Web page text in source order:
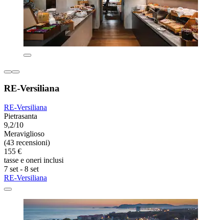
RE-Versiliana
RE-Versiliana
Pietrasanta
9,2/10
Meraviglioso
(43 recensioni)
155 €
tasse e oneri inclusi
7 set - 8 set
RE-Versiliana